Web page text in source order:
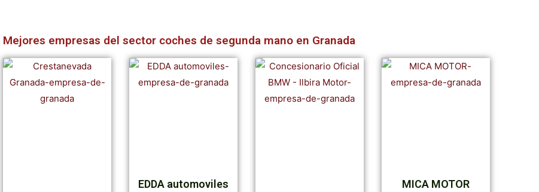
Mejores empresas del sector coches de segunda mano en Granada
EDDA automoviles MICA MOTOR